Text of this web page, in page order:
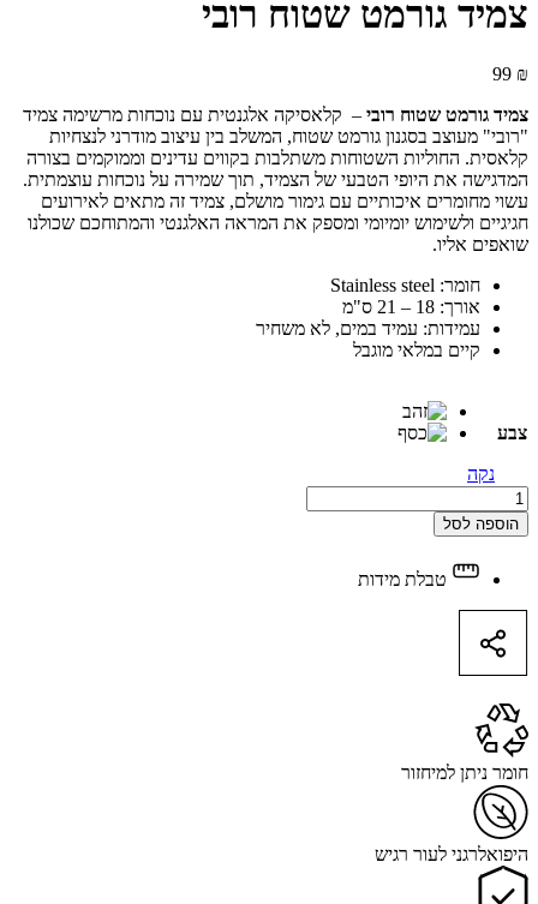
צמיד גורמט שטוח רובי
99 ₪
צמיד גורמט שטוח רובי – קלאסיקה אלגנטית עם נוכחות מרשימה צמיד
"רובי" מעוצב בסגנון גורמט שטוח, המשלב בין עיצוב מודרני לנצחיות
קלאסית. החוליות השטוחות משתלבות בקווים עדינים וממוקמים בצורה
המדגישה את היופי הטבעי של הצמיד, תוך שמירה על נוכחות עוצמתית.
עשוי מחומרים איכותיים עם גימור מושלם, צמיד זה מתאים לאירועים
חגיגיים ולשימוש יומיומי ומספק את המראה האלגנטי והמתוחכם שכולנו
שואפים אליו.
חומר: Stainless steel
אורך: 18 – 21 ס"מ
עמידות: עמיד במים, לא משחיר
קיים במלאי מוגבל
צבע
נקה
צמיד
גורמט
שטוח
quantity
הוספה לסל
טבלת מידות
חומר ניתן למיחזור
היפואלרגני לעור רגיש